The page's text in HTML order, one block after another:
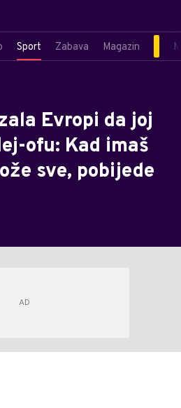
Sport Zabava Magazin
Evropi da joj
ofu: Kad imaš
sve, pobijede